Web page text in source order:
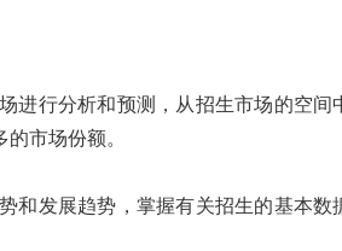
进行分析和预测，从招生市场的空间
市场份额。
和发展趋势，掌握有关招生的基本数